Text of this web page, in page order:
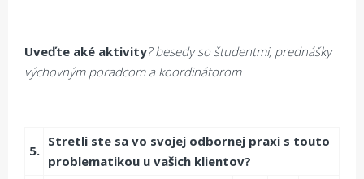
Uveďte aké aktivity? besedy so študentmi, prednášky
výchovným poradcom a koordinátorom
5.
Stretli ste sa vo svojej odbornej praxi s touto
problematikou u vašich klientov?